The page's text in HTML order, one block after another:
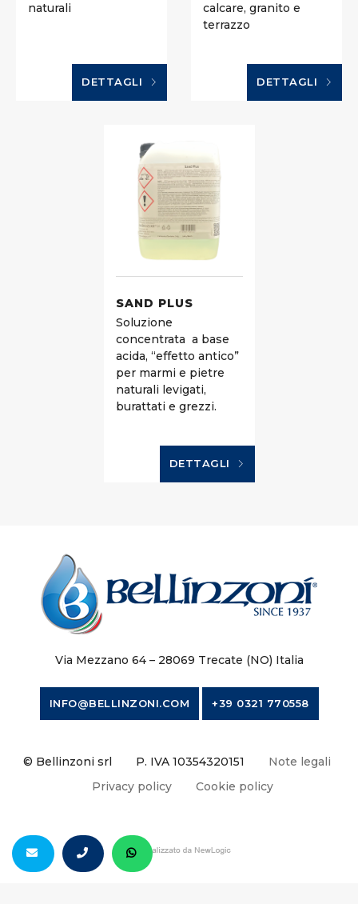
naturali
DETTAGLI
calcare, granito e
terrazzo
DETTAGLI
SAND PLUS
Soluzione
concentrata a base
acida, “effetto antico”
per marmi e pietre
naturali levigati,
burattati e grezzi.
DETTAGLI
Via Mezzano 64 – 28069 Trecate (NO) Italia
INFO@BELLINZONI.COM +39 0321 770558
© Bellinzoni srl P. IVA 10354320151
Note legali
Privacy policy
Cookie policy